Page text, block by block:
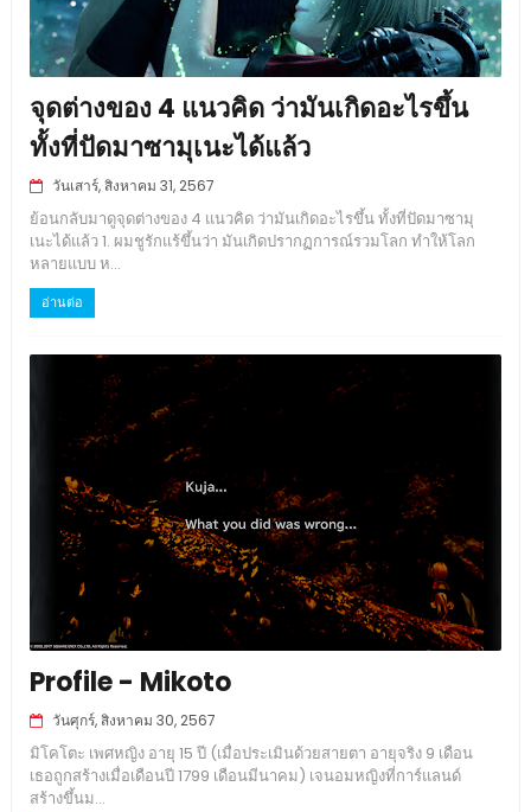
จุดต่างของ 4 แนวคิด ว่ามันเกิดอะไรขึ้น
ทั้งที่ปัดมาซามุเนะได้แล้ว
วันเสาร์, สิงหาคม 31, 2567
ย้อนกลับมาดูจุดต่างของ 4 แนวคิด ว่ามันเกิดอะไรขึ้น ทั้งที่ปัดมาซามุ
เนะได้แล้ว 1. ผมชูรักแร้ขึ้นว่า มันเกิดปรากฏการณ์รวมโลก ทำให้โลก
หลายแบบ ห...
อ่านต่อ
Profile - Mikoto
วันศุกร์, สิงหาคม 30, 2567
มิโคโตะ เพศหญิง อายุ 15 ปี (เมื่อประเมินด้วยสายตา อายุจริง 9 เดือน
เธอถูกสร้างเมื่อเดือนปี 1799 เดือนมีนาคม) เจนอมหญิงที่การ์แลนด์
สร้างขึ้นม...